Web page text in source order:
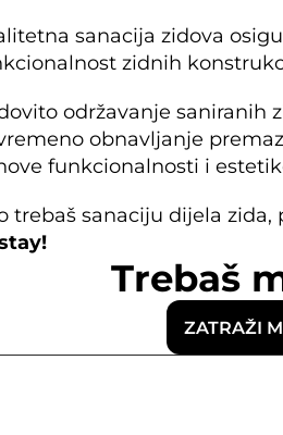
sanacija zidova
zidnih
održavanje saniranih
obnavljanje
funkcionalnosti i
trebaš sanaciju dijela
!
Trebaš
ZATRAŽI